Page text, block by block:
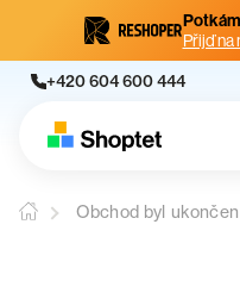
Přijď na
+420 604 600 444
Obchod byl ukončen